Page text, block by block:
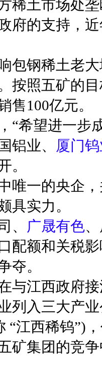
稀土市场处
府的支持，
包钢稀土老
照五矿的目
售100亿元。
“希望进一步
铝业、 厦门
。
唯一的央企
具实力。
、 广晟有色
配额和关税
夺。
与江西政府
列入三大产
“江西稀钨”)
矿集团的竞